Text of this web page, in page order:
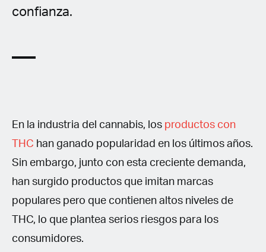
confianza.
En la industria del cannabis, los productos con
THC han ganado popularidad en los últimos años.
Sin embargo, junto con esta creciente demanda,
han surgido productos que imitan marcas
populares pero que contienen altos niveles de
THC, lo que plantea serios riesgos para los
consumidores.